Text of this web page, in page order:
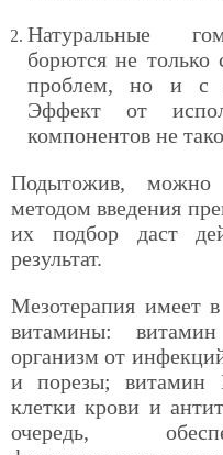
Натуральные
борются не
проблем, но и с
Эффект от
компонентов не
Подытожив,
методом введения
их подбор даст
результат.
Мезотерапия имеет
витамины:
организм от
и порезы; витамин
клетки крови и
очередь,